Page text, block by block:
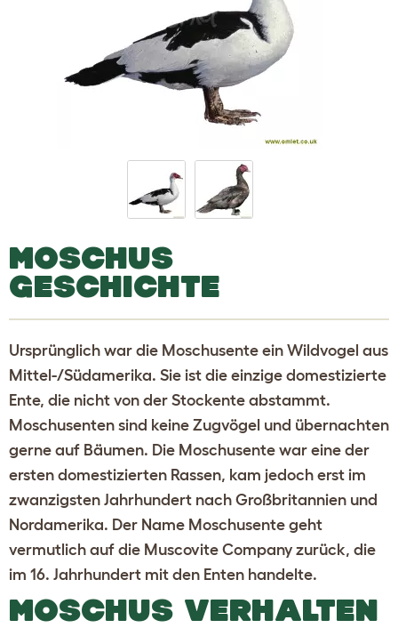
MOSCHUS
GESCHICHTE
Ursprünglich war die Moschusente ein Wildvogel aus
Mittel-/Südamerika. Sie ist die einzige domestizierte
Ente, die nicht von der Stockente abstammt.
Moschusenten sind keine Zugvögel und übernachten
gerne auf Bäumen. Die Moschusente war eine der
ersten domestizierten Rassen, kam jedoch erst im
zwanzigsten Jahrhundert nach Großbritannien und
Nordamerika. Der Name Moschusente geht
vermutlich auf die Muscovite Company zurück, die
im 16. Jahrhundert mit den Enten handelte.
MOSCHUS VERHALTEN